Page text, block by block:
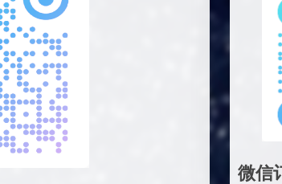
微信